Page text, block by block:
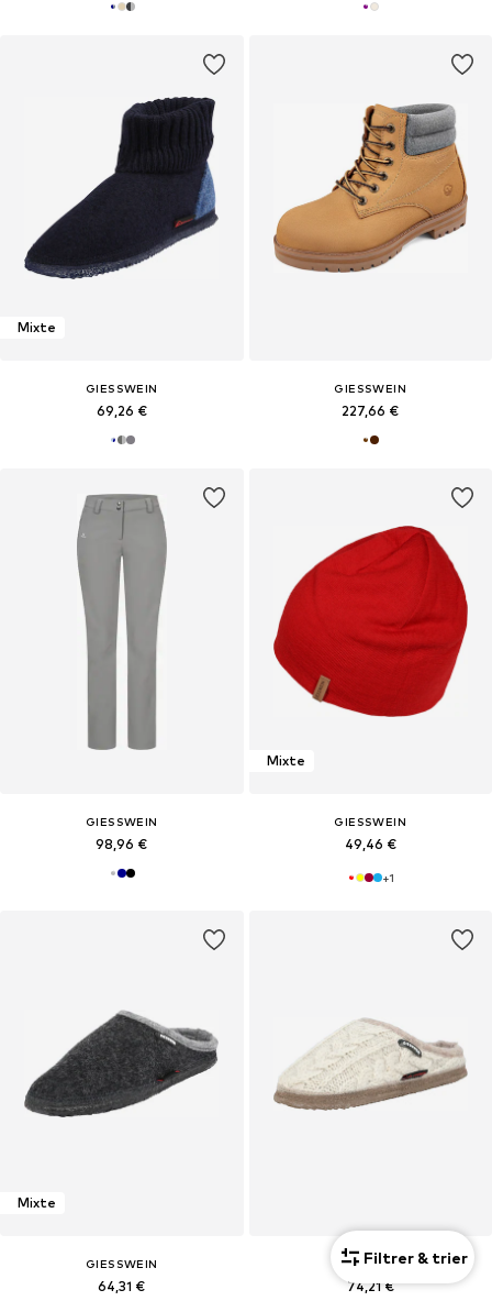
Mixte
GIESSWEIN
69,26 €
GIESSWEIN
227,66 €
GIESSWEIN
98,96 €
Mixte
GIESSWEIN
49,46 €
+1
Mixte
GIESSWEIN
64,31 €
GIESSWEIN
74,21 €
Filtrer & trier